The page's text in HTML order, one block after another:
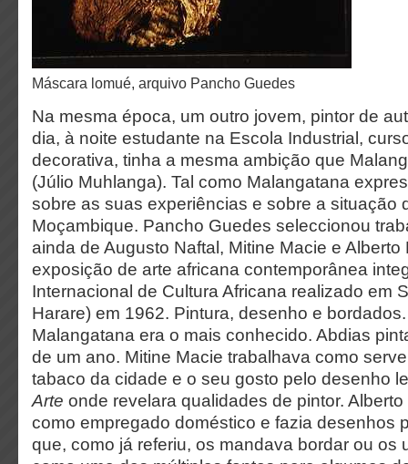
máscara lomué, arquivo Pancho Guedes
Na mesma época, um outro jovem, pintor de
dia, à noite estudante na Escola Industrial,
decorativa, tinha a mesma ambição que
(Júlio Muhlanga). Tal como Malangatana
sobre as suas experiências e sobre a situação
Moçambique. Pancho Guedes seleccionou
ainda de Augusto Naftal, Mitine Macie e Alberto
exposição de arte africana contemporânea
Internacional de Cultura Africana realizado em
Harare) em 1962. Pintura, desenho e
Malangatana era o mais conhecido. Abdias
de um ano. Mitine Macie trabalhava como
tabaco da cidade e o seu gosto pelo desenho
Arte onde revelara qualidades de pintor.
como empregado doméstico e fazia desenhos
que, como já referiu, os mandava bordar ou os